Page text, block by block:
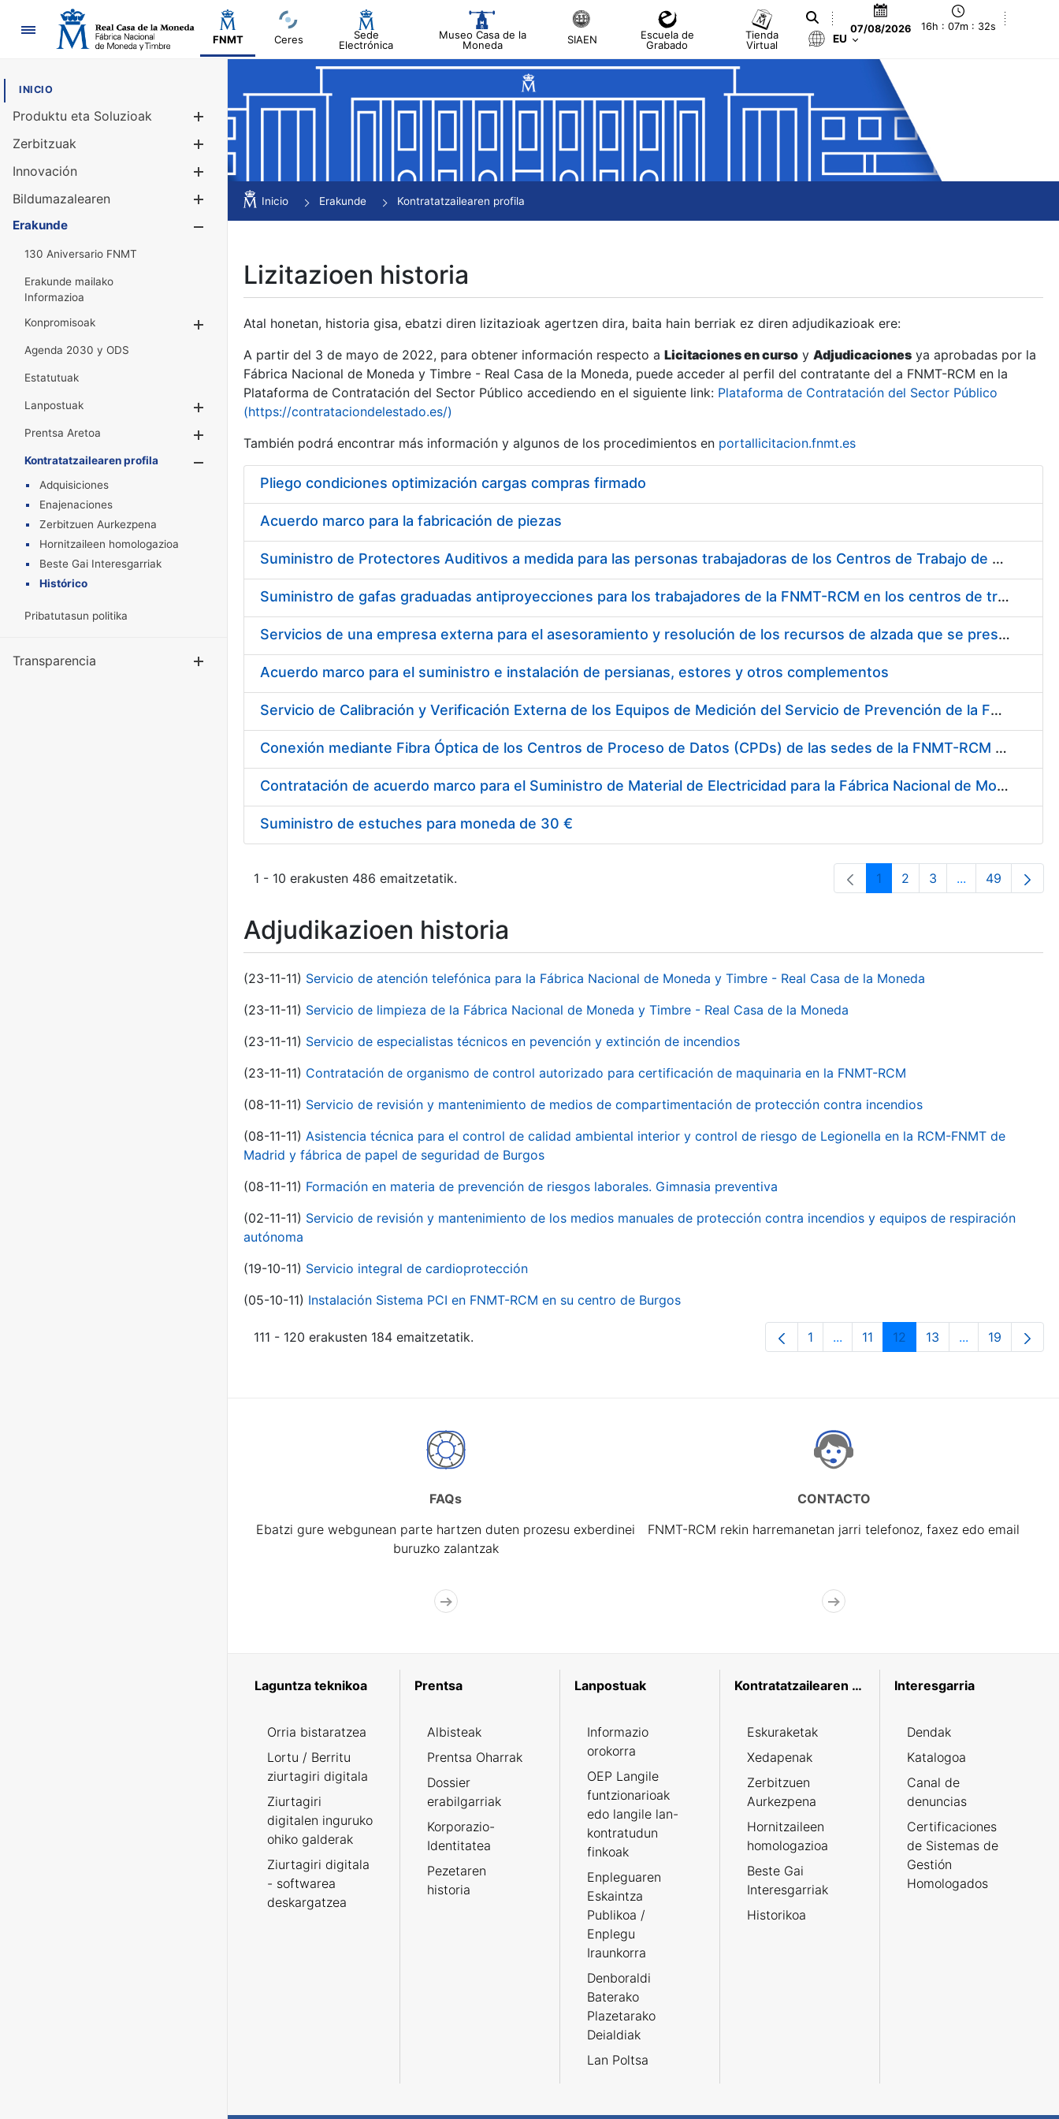
Nabigazioa
FNMT Ceres
Sede
Electrónica
Museo Casa de la
Moneda
SIAEN
Escuela de
Grabado
Tienda
Virtual
07/08/2026 16h : 07m : 33s
EU
INICIO
Produktu eta Soluzioak
Erakutsi/Ezkutatu
Zerbitzuak
Innovación
Bildumazalearen
Erakutsi/Ezkutatu
Erakunde
130 Aniversario FNMT
Erakunde mailako
Informazioa
Konpromisoak
Erakutsi/Ezkutatu
Agenda 2030 y ODS
Estatutuak
Lanpostuak
Erakutsi/Ezkutatu
Prentsa Aretoa
Erakutsi/Ezkutatu
Kontratatzailearen profila
Erakutsi/Ezkutatu
Adquisiciones
Enajenaciones
Zerbitzuen Aurkezpena
Hornitzaileen homologazioa
Beste Gai Interesgarriak
Histórico
Pribatutasun politika
Transparencia Erakutsi/Ezkutatu
Inicio Erakunde Kontratatzailearen profila
Lizitazioen historia
Atal honetan, historia gisa, ebatzi diren lizitazioak agertzen dira, baita hain berriak ez diren adjudikazioak ere:
A partir del 3 de mayo de 2022, para obtener información respecto a Licitaciones en curso y Adjudicaciones ya aprobadas por la
Fábrica Nacional de Moneda y Timbre - Real Casa de la Moneda, puede acceder al perfil del contratante del a FNMT-RCM en la
Plataforma de Contratación del Sector Público accediendo en el siguiente link: Plataforma de Contratación del Sector Público
(https://contrataciondelestado.es/)
También podrá encontrar más información y algunos de los procedimientos en portallicitacion.fnmt.es
Pliego condiciones optimización cargas compras firmado
Acuerdo marco para la fabricación de piezas
Suministro de Protectores Auditivos a medida para las personas trabajadoras de los Centros de Trabajo de Madrid y Burgos
Suministro de gafas graduadas antiproyecciones para los trabajadores de la FNMT-RCM en los centros de trabajo de Madrid y Burgos
Servicios de una empresa externa para el asesoramiento y resolución de los recursos de alzada que se presentan relacionados con procesos de selección para la FNMT-RCM
Acuerdo marco para el suministro e instalación de persianas, estores y otros complementos
Servicio de Calibración y Verificación Externa de los Equipos de Medición del Servicio de Prevención de la FNMT-RCM
Conexión mediante Fibra Óptica de los Centros de Proceso de Datos (CPDs) de las sedes de la FNMT-RCM de Burgos y Madrid
Contratación de acuerdo marco para el Suministro de Material de Electricidad para la Fábrica Nacional de Moneda y Timbre-Real Casa de la Moneda en su centro de trabajo de Burgos
Suministro de estuches para moneda de 30 €
1 - 10 erakusten 486 emaitzetatik. Orrialdea
1 Orrialdea
2 Orrialdea
3 ...Intermediate
Orrialdea
49
Adjudikazioen historia
(23-11-11) Servicio de atención telefónica para la Fábrica Nacional de Moneda y Timbre - Real Casa de la Moneda
(23-11-11) Servicio de limpieza de la Fábrica Nacional de Moneda y Timbre - Real Casa de la Moneda
(23-11-11) Servicio de especialistas técnicos en pevención y extinción de incendios
(23-11-11) Contratación de organismo de control autorizado para certificación de maquinaria en la FNMT-RCM
(08-11-11) Servicio de revisión y mantenimiento de medios de compartimentación de protección contra incendios
(08-11-11) Asistencia técnica para el control de calidad ambiental interior y control de riesgo de Legionella en la RCM-FNMT de
Madrid y fábrica de papel de seguridad de Burgos
(08-11-11) Formación en materia de prevención de riesgos laborales. Gimnasia preventiva
(02-11-11) Servicio de revisión y mantenimiento de los medios manuales de protección contra incendios y equipos de respiración
autónoma
(19-10-11) Servicio integral de cardioprotección
(05-10-11) Instalación Sistema PCI en FNMT-RCM en su centro de Burgos
111 - 120 erakusten 184 emaitzetatik. Orrialdea
1 ...Intermediate Pages Use TAB to
Orrialdea
11 Orrialdea
12 Orrialdea
13 ...Intermediate
Orrialdea
19
FAQs
Ebatzi gure webgunean parte hartzen duten prozesu exberdinei
buruzko zalantzak
CONTACTO
FNMT-RCM rekin harremanetan jarri telefonoz, faxez edo email
Laguntza teknikoa
Orria bistaratzea
Lortu / Berritu
ziurtagiri digitala
Ziurtagiri
digitalen inguruko
ohiko galderak
Ziurtagiri digitala
- softwarea
deskargatzea
Prentsa
Albisteak
Prentsa Oharrak
Dossier
erabilgarriak
Korporazio-
Identitatea
Pezetaren
historia
Lanpostuak
Informazio
orokorra
OEP Langile
funtzionarioak
edo langile lan-
kontratudun
finkoak
Enpleguaren
Eskaintza
Publikoa /
Enplegu
Iraunkorra
Denboraldi
Baterako
Plazetarako
Deialdiak
Lan Poltsa
Kontratatzailearen profila
Eskuraketak
Xedapenak
Zerbitzuen
Aurkezpena
Hornitzaileen
homologazioa
Beste Gai
Interesgarriak
Historikoa
Interesgarria
Dendak
Katalogoa
Canal de
denuncias
Certificaciones
de Sistemas de
Gestión
Homologados